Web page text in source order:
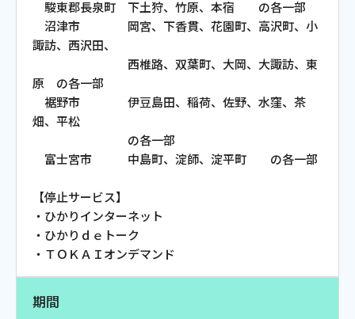
おトクな情報 料金案内
対応エリア よくあるご質問
お電話でのお問い合わせ
受付時間：9:30〜18:00 年中無休
駿東郡長泉町 下土狩、竹原、本宿 の各一部
沼津市 岡宮、下香貫、花園町、高沢町、小
諏訪、西沢田、
西椎路、双葉町、大岡、大諏訪、東
原 の各一部
裾野市 伊豆島田、稲荷、佐野、水窪、茶
畑、平松
の各一部
富士宮市 中島町、淀師、淀平町 の各一部
【停止サービス】
・ひかりインターネット
・ひかりｄｅトーク
・ＴＯＫＡＩオンデマンド
期間